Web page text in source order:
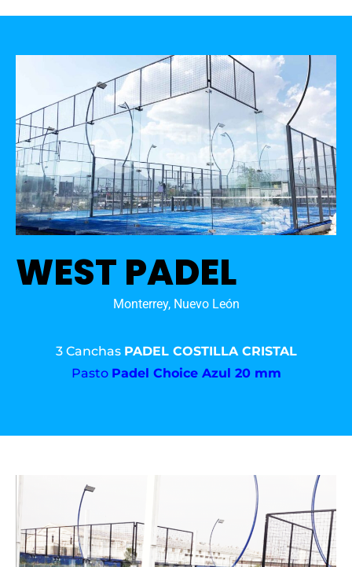
WEST PADEL
Monterrey, Nuevo León
3 Canchas PADEL COSTILLA CRISTAL
Pasto Padel Choice Azul 20 mm